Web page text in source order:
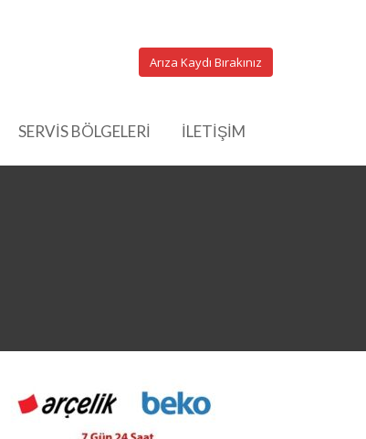
Arıza Kaydı Bırakınız
SERVİS BÖLGELERİ İLETİŞİM